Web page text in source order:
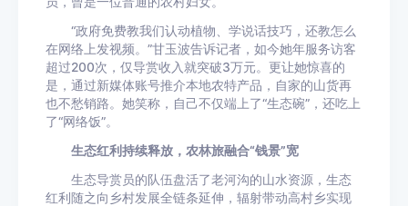
“政府免费教我们认动植物、学说话技巧，还教怎么
在网络上发视频。”甘玉波告诉记者，如今她年服务访客
超过200次，仅导赏收入就突破3万元。更让她惊喜的
是，通过新媒体账号推介本地农特产品，自家的山货再
也不愁销路。她笑称，自己不仅端上了“生态碗”，还吃上
了“网络饭”。
生态红利持续释放，农林旅融合“钱景”宽
生态导赏员的队伍盘活了老河沟的山水资源，生态
红利随之向乡村发展全链条延伸，辐射带动高村乡实现